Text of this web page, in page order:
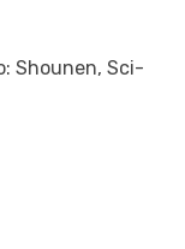
Shounen, Sci-